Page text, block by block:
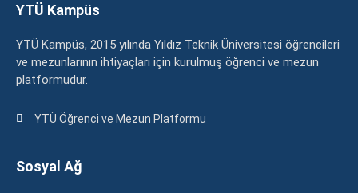
YTÜ Kampüs
YTÜ Kampüs, 2015 yılında Yıldız Teknik Üniversitesi öğrencileri
ve mezunlarının ihtiyaçları için kurulmuş öğrenci ve mezun
platformudur.
YTÜ Öğrenci ve Mezun Platformu
Sosyal Ağ